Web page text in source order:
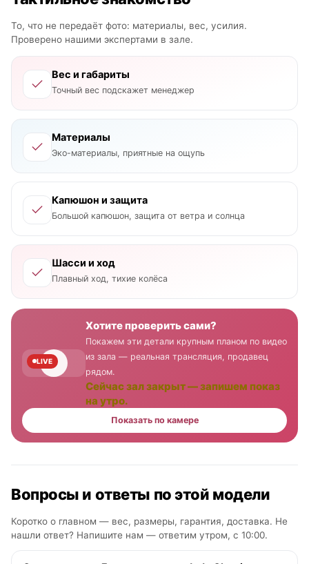
То, что не передаёт фото: материалы, вес, усилия.
Проверено нашими экспертами в зале.
Вес и габариты
Точный вес подскажет менеджер
Материалы
Эко-материалы, приятные на ощупь
Капюшон и защита
Большой капюшон, защита от ветра и солнца
Шасси и ход
Плавный ход, тихие колёса
LIVE
Хотите проверить сами?
Покажем эти детали крупным планом по видео
из зала — реальная трансляция, продавец
рядом.
Сейчас зал закрыт — запишем показ
на утро.
Показать по камере
Вопросы и ответы по этой модели
Коротко о главном — вес, размеры, гарантия, доставка. Не
нашли ответ? Напишите нам — ответим утром, с 10:00.